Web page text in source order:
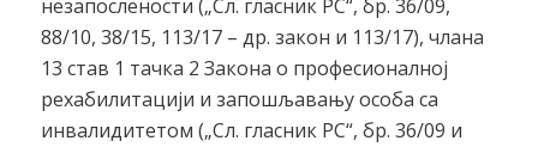
незапослености („Сл. гласник РС“, бр. 36/09,
88/10, 38/15, 113/17 – др. закон и 113/17), члана
13 став 1 тачка 2 Закона о професионалној
рехабилитацији и запошљавању особа са
инвалидитетом („Сл. гласник РС“, бр. 36/09 и